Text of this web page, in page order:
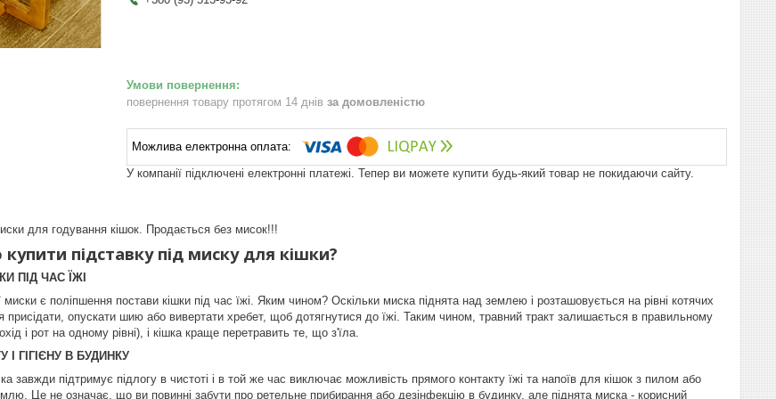
повернення товару протягом 14 днів за домовленістю
У компанії підключені електронні платежі. Тепер ви можете купити будь-який товар не покидаючи сайту.
для годування кішок. Продається без мисок!!!
підставку під миску для кішки?
ПІД ЧАС ЇЖІ
миски є поліпшення постави кішки під час їжі. Яким чином? Оскільки миска піднята над землею і розташовується на рівні котячих
присідати, опускати шию або вивертати хребет, щоб дотягнутися до їжі. Таким чином, травний тракт залишається в правильному
і рот на одному рівні), і кішка краще перетравить те, що з'їла.
ГІГІЄНУ В БУДИНКУ
завжди підтримує підлогу в чистоті і в той же час виключає можливість прямого контакту їжі та напоїв для кішок з пилом або
Це не означає, що ви повинні забути про ретельне прибирання або дезінфекцію в будинку, але піднята миска - корисний